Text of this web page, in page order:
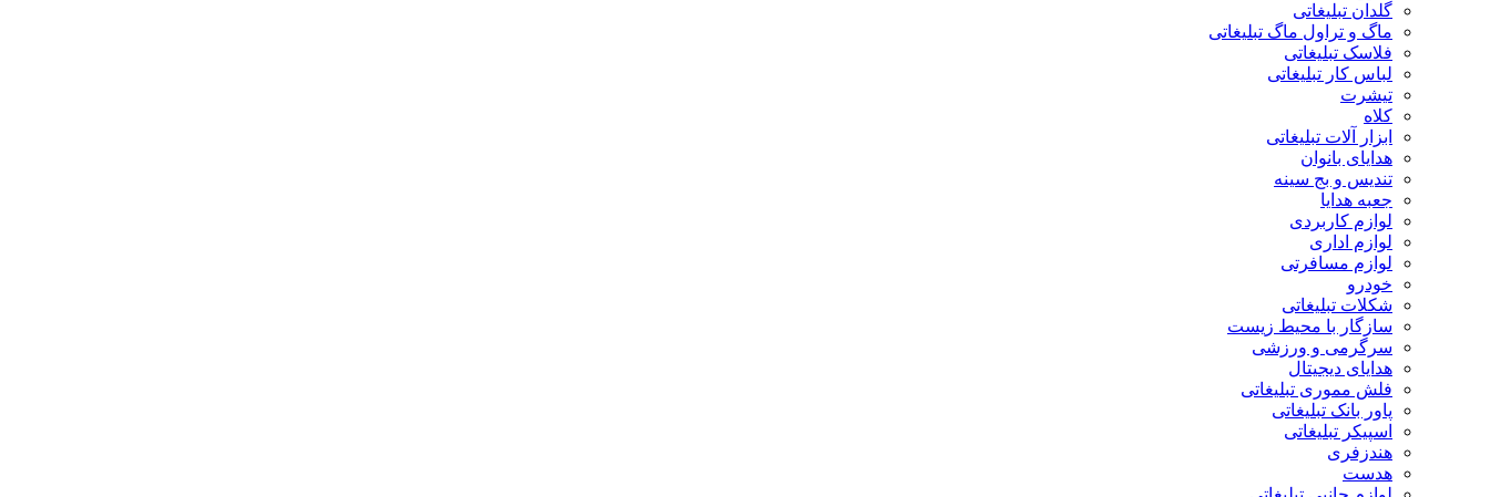
گلدان تبلیغاتی
ماگ و تراول ماگ تبلیغاتی
فلاسک تبلیغاتی
لباس کار تبلیغاتی
تیشرت
کلاه
ابزار آلات تبلیغاتی
هدایای بانوان
تندیس و بج سینه
جعبه هدایا
لوازم کاربردی
لوازم اداری
لوازم مسافرتی
خودرو
شکلات تبلیغاتی
سازگار با محیط زیست
سرگرمی و ورزشی
هدایای دیجیتال
فلش مموری تبلیغاتی
پاور بانک تبلیغاتی
اسپیکر تبلیغاتی
هندزفری
هدست